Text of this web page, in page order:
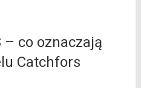
– co oznaczają
Catchfors